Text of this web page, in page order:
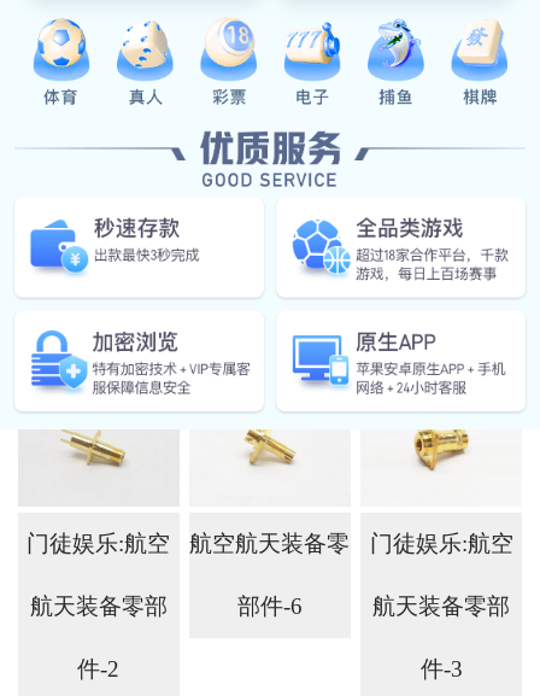
[上一个:航空航天装备零部件-12]
航空航天装备零部件-13
相关产品指引
门徒娱乐:航空
航天装备零部
件-2
航空航天装备零
部件-6
门徒娱乐:航空
航天装备零部
件-3